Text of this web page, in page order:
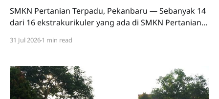
SMKN Pertanian Terpadu, Pekanbaru — Sebanyak 14
dari 16 ekstrakurikuler yang ada di SMKN Pertanian
dalam kegiatan Demo Ekstrakurikuler (Ekskul) yang
disaksikan oleh seluruh siswa kelas 10. Demo ekskul
bertujuan memperkenalkan ekstrakurikuler yang ada
di SMKN Pertanian Terpadu
31 Jul 20261 min read